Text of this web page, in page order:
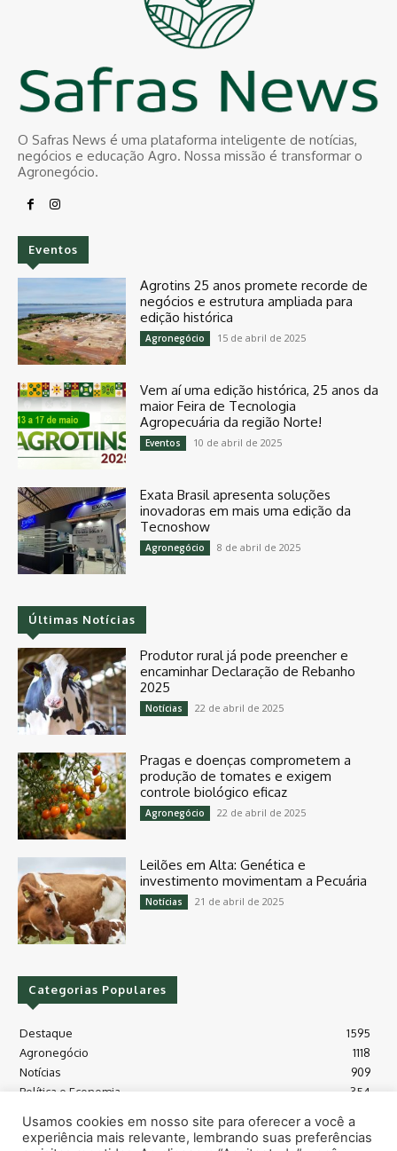
O Safras News é uma plataforma inteligente de notícias,
negócios e educação Agro. Nossa missão é transformar o
Agronegócio.
Eventos
Agrotins 25 anos promete recorde de
negócios e estrutura ampliada para
edição histórica
Agronegócio 15 de abril de 2025
Vem aí uma edição histórica, 25 anos da
maior Feira de Tecnologia
Agropecuária da região Norte!
Eventos 10 de abril de 2025
Exata Brasil apresenta soluções
inovadoras em mais uma edição da
Tecnoshow
Agronegócio 8 de abril de 2025
Últimas Notícias
Produtor rural já pode preencher e
encaminhar Declaração de Rebanho
2025
Notícias 22 de abril de 2025
Pragas e doenças comprometem a
produção de tomates e exigem
controle biológico eficaz
Agronegócio 22 de abril de 2025
Leilões em Alta: Genética e
investimento movimentam a Pecuária
Notícias 21 de abril de 2025
Categorias Populares
Destaque
1595
Agronegócio
1118
Notícias
909
Política e Economia
354
Máquinas e Tecnologia
128
Usamos cookies em nosso site para oferecer a você a
experiência mais relevante, lembrando suas preferências